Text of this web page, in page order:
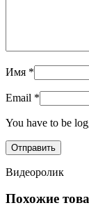
Имя *
Email *
You have to be
Видеоролик
Похожие